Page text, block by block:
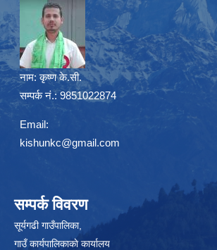
नाम: कृष्ण के.सी.
सम्पर्क नं.: 9851022874
Email:
kishunkc@gmail.com
सम्पर्क विवरण
सूर्यगढी गाउँपालिका,
गाउँ कार्यपालिकाकाे कार्यालय